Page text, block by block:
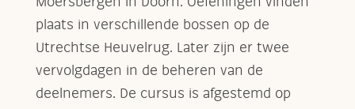
plaats in verschillende bossen op de
Utrechtse Heuvelrug. Later zijn er twee
vervolgdagen in de beheren van de
deelnemers. De cursus is afgestemd op